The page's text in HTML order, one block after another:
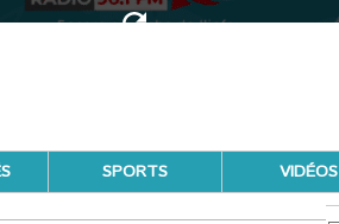
SPORTS VIDÉOS